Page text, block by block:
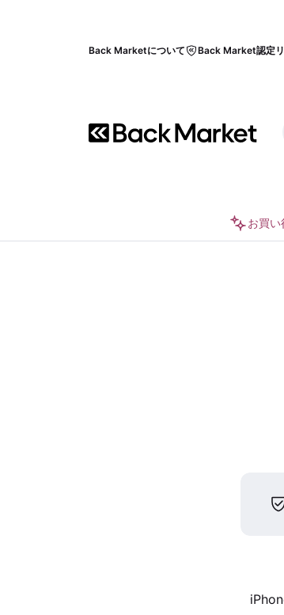
Back Marketについて Back Market認定
お買い